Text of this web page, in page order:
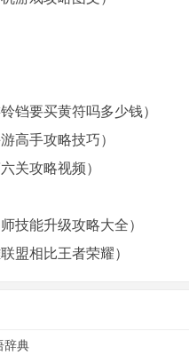
铛要买黄符吗多少钱）
高手攻略技巧）
关攻略视频）
技能升级攻略大全）
盟相比王者荣耀）
辞典